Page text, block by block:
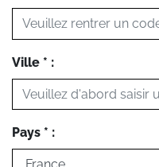
Ville * :
Pays * :